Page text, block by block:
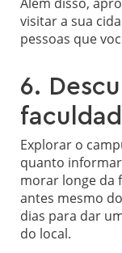
visitar a sua
pessoas que
6.
Explorar o
quanto
morar longe da
antes mesmo
dias para dar
do local.